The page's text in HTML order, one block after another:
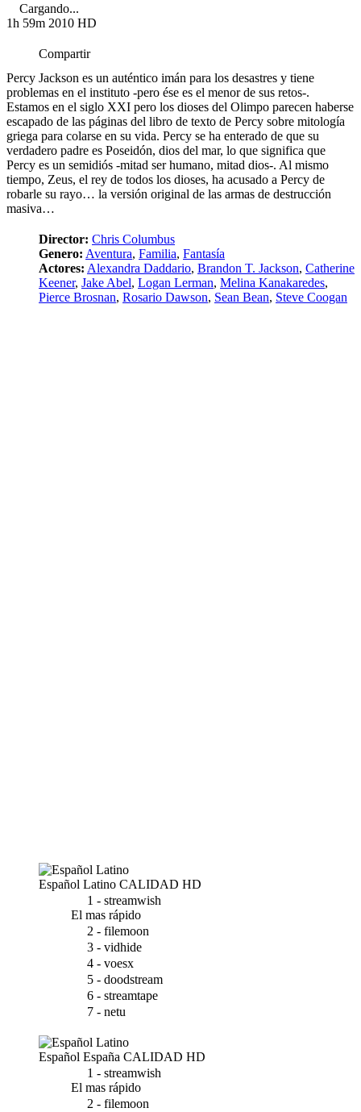
Cargando...
1h 59m 2010 HD
Compartir
Percy Jackson es un auténtico imán para los desastres y tiene
problemas en el instituto -pero ése es el menor de sus retos-.
Estamos en el siglo XXI pero los dioses del Olimpo parecen haberse
escapado de las páginas del libro de texto de Percy sobre mitología
griega para colarse en su vida. Percy se ha enterado de que su
verdadero padre es Poseidón, dios del mar, lo que significa que
Percy es un semidiós -mitad ser humano, mitad dios-. Al mismo
tiempo, Zeus, el rey de todos los dioses, ha acusado a Percy de
robarle su rayo… la versión original de las armas de destrucción
masiva…
Director: Chris Columbus
Genero: Aventura, Familia, Fantasía
Actores: Alexandra Daddario, Brandon T. Jackson, Catherine
Keener, Jake Abel, Logan Lerman, Melina Kanakaredes,
Pierce Brosnan, Rosario Dawson, Sean Bean, Steve Coogan
Español Latino CALIDAD HD
1 - streamwish
El mas rápido
2 - filemoon
3 - vidhide
4 - voesx
5 - doodstream
6 - streamtape
7 - netu
Español España CALIDAD HD
1 - streamwish
El mas rápido
2 - filemoon